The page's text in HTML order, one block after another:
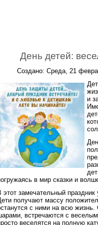
День детей:
Создано: Среда, 21
и
в мир сказки и
этот замечательный
получают массу
с ними на всю
встречаются с
веселятся на полную